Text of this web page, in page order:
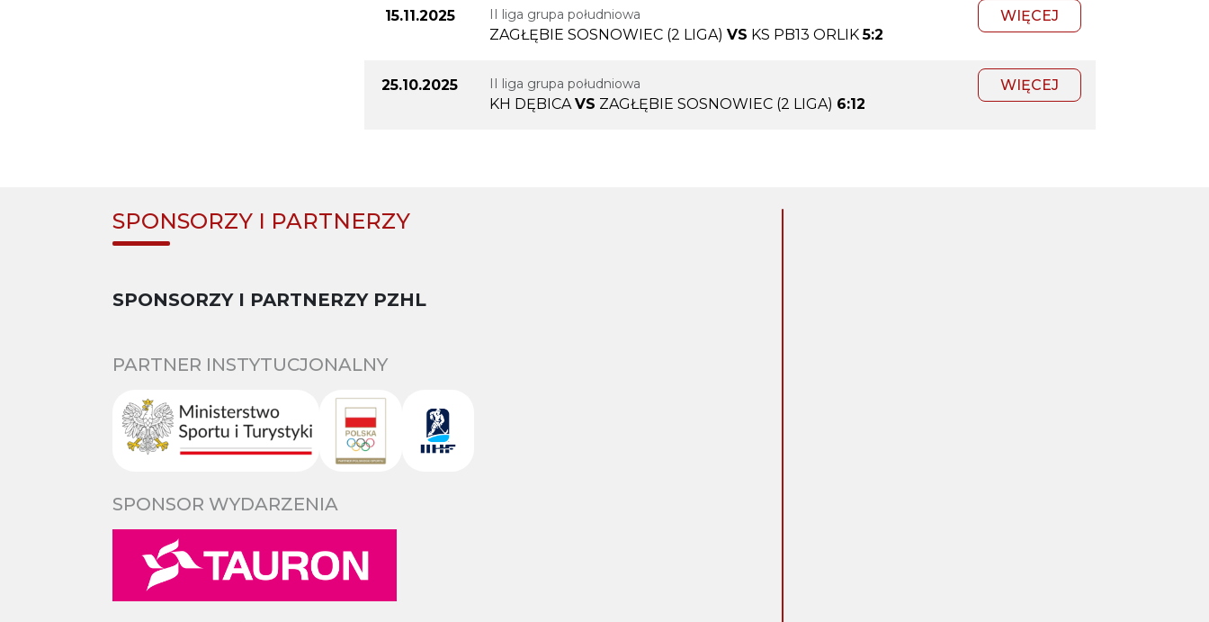
15.11.2025 II liga grupa południowa
ZAGŁĘBIE SOSNOWIEC (2 LIGA) VS KS PB13 ORLIK 5:2
WIĘCEJ
25.10.2025 II liga grupa południowa
KH DĘBICA VS ZAGŁĘBIE SOSNOWIEC (2 LIGA) 6:12
WIĘCEJ
SPONSORZY I PARTNERZY
SPONSORZY I PARTNERZY PZHL
PARTNER INSTYTUCJONALNY
SPONSOR WYDARZENIA